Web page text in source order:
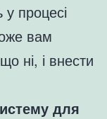
процесі
вам
ні, і внести
для